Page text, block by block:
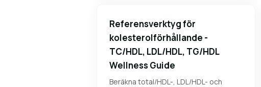
Referensverktyg för
kolesterolförhållande -
TC/HDL, LDL/HDL, TG/HDL
Wellness Guide
Beräkna total/HDL-, LDL/HDL- och